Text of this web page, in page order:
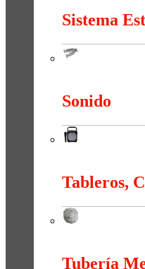
Sistema
Sonido
Tableros,
Tubería